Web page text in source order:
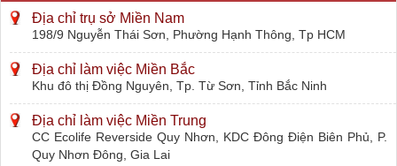
Địa chỉ trụ sở Miền Nam
198/9 Nguyễn Thái Sơn, Phường Hạnh Thông, Tp HCM
Địa chỉ làm việc Miền Bắc
Khu đô thị Đồng Nguyên, Tp. Từ Sơn, Tỉnh Bắc Ninh
Địa chỉ làm việc Miền Trung
CC Ecolife Reverside Quy Nhơn, KDC Đông Điện Biên Phủ, P.
Quy Nhơn Đông, Gia Lai